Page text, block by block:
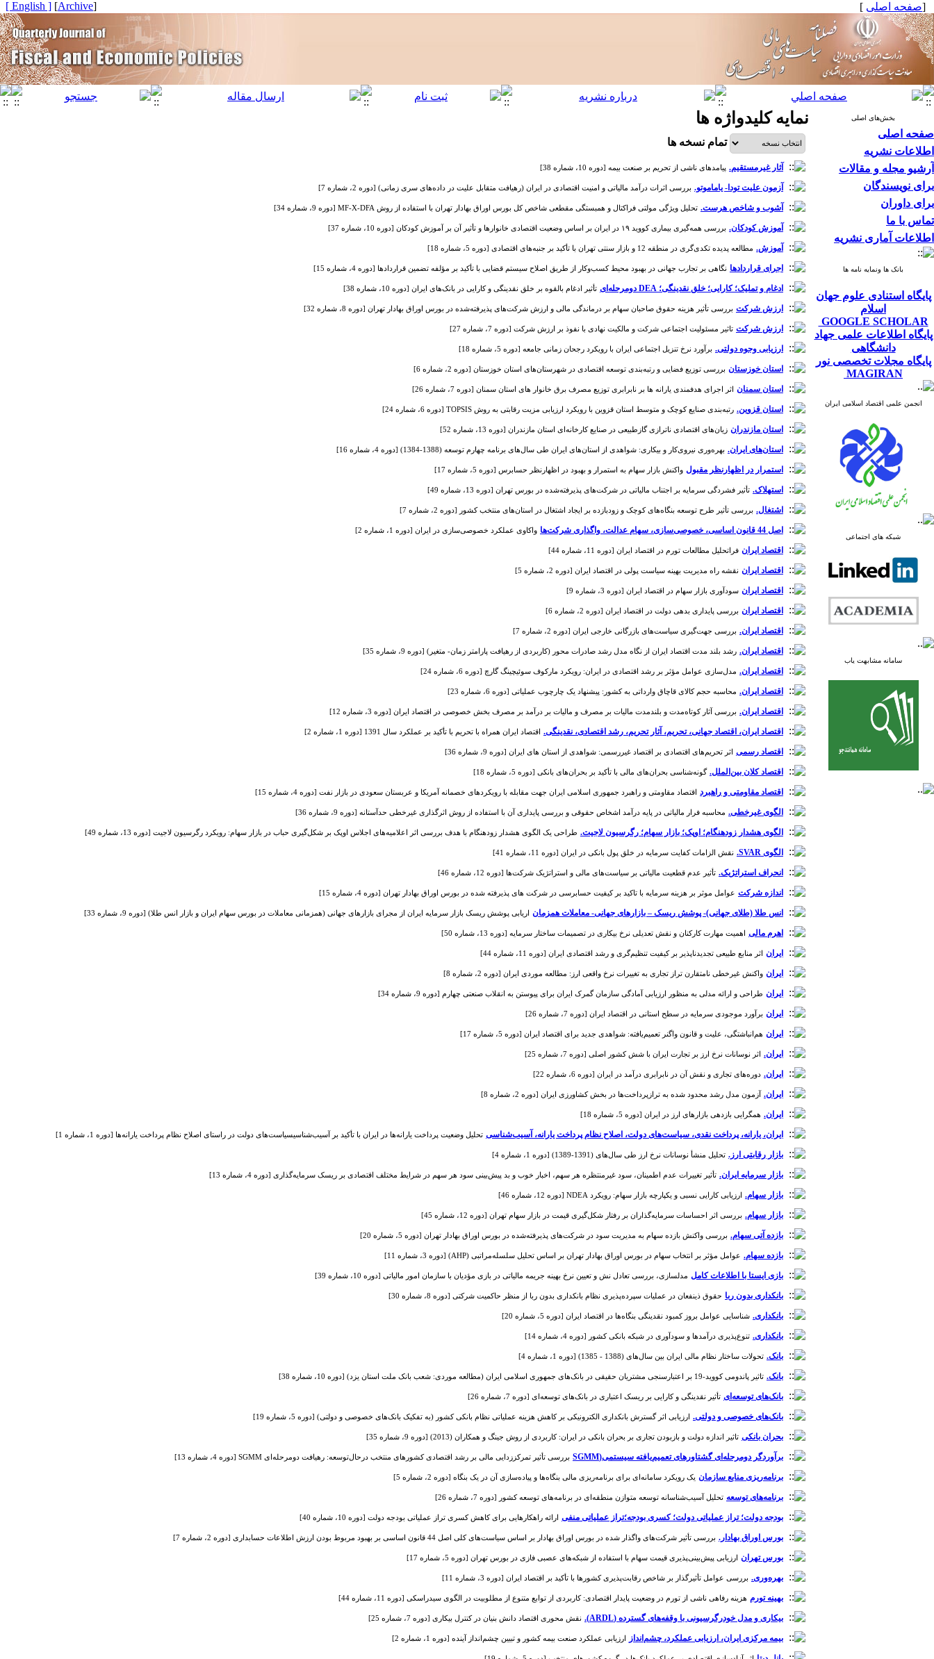
[صفحه اصلی ]
[
Archive
]
[ English ]
بخش‌های اصلی
صفحه اصلی
اطلاعات نشریه
آرشیو مجله و مقالات
برای نویسندگان
برای داوران
تماس با ما
اطلاعات آماری نشریه
بانک ها ونمایه نامه ها
پایگاه استنادی علوم جهان
اسلام
GOOGLE SCHOLAR
پایگاه اطلاعات علمی جهاد
دانشگاهی
پایگاه مجلات تخصصی نور
MAGIRAN
انجمن علمی اقتصاد اسلامی ایران
شبکه های اجتماعی
سامانه مشابهت یاب
نمایه کلیدواژه ها
تمام نسخه ها
آثار غیرمستقیم. پیامدهای ناشی از تحریم بر صنعت بیمه [دوره 10، شماره 38]
آزمون علیت تودا- یاماموتو. بررسی اثرات درآمد مالیاتی و امنیت اقتصادی در ایران (رهیافت متقابل علیت در داده‌های سری زمانی) [دوره 2، شماره 7]
آشوب و شاخص هرست. تحلیل ویژگی مولتی فراکتال و همبستگی مقطعی شاخص کل بورس اوراق بهادار تهران با استفاده از روش MF-X-DFA [دوره 9، شماره 34]
آموزش کودکان. بررسی همه‌گیری بیماری کووید ۱۹ در ایران بر اساس وضعیت اقتصادی خانوارها و تأثیر آن بر آموزش کودکان [دوره 10، شماره 37]
آموزش. مطالعه پدیده تکدی‌گری در منطقه 12 و بازار سنتی تهران با تأکید بر جنبه‌های اقتصادی [دوره 5، شماره 18]
اجرای قراردادها نگاهی بر تجارب جهانی در بهبود محیط کسب‌وکار از طریق اصلاح سیستم قضایی با تأکید بر مؤلفه تضمین قراردادها [دوره 4، شماره 15]
ادغام و تملیک؛ کارایی؛ خلق نقدینگی؛ DEA دومرحله‌ای تأثیر ادغام بالقوه بر خلق نقدینگی و کارایی در بانک‌های ایران [دوره 10، شماره 38]
ارزش شرکت بررسی تأثیر هزینه حقوق صاحبان سهام بر درماندگی مالی و ارزش شرکت‌های پذیرفته‌شده در بورس اوراق بهادار تهران [دوره 8، شماره 32]
ارزش شرکت تاثیر مسئولیت اجتماعی شرکت و مالکیت نهادی با نفوذ بر ارزش شرکت [دوره 7، شماره 27]
ارزیابی وجوه دولتی. برآورد نرخ تنزیل اجتماعی ایران با رویکرد رجحان زمانی جامعه [دوره 5، شماره 18]
استان خوزستان بررسی توزیع فضایی و رتبه‌بندی توسعه اقتصادی در شهرستان‌های استان خوزستان [دوره 2، شماره 6]
استان سمنان اثر اجرای هدفمندی یارانه ها بر نابرابری توزیع مصرف برق خانوار های استان سمنان [دوره 7، شماره 26]
استان قزوین. رتبه‌بندی صنایع کوچک و متوسط استان قزوین با رویکرد ارزیابی مزیت رقابتی به روش TOPSIS [دوره 6، شماره 24]
استان مازندران زیان‌های اقتصادی ناترازی گازطبیعی در صنایع کارخانه‌ای استان مازندران [دوره 13، شماره 52]
استان‌های ایران. بهره‌وری نیروی‌کار و بیکاری: شواهدی از استان‌های ایران طی سال‌های برنامه چهارم توسعه (1388-1384) [دوره 4، شماره 16]
استمرار در اظهارنظر مقبول واکنش بازار سهام به استمرار و بهبود در اظهارنظر حسابرس [دوره 5، شماره 17]
استهلاک. تأثیر فشردگی سرمایه ‌بر اجتناب مالیاتی در شرکت‌های پذیرفته‌شده در بورس تهران [دوره 13، شماره 49]
اشتغال. بررسی تأثیر طرح توسعه بنگاه‌های کوچک و زودبازده بر ایجاد اشتغال در استان‌های منتخب کشور [دوره 2، شماره 7]
اصل 44 قانون اساسی، خصوصی‌سازی، سهام عدالت، واگذاری شرکت‌ها واکاوی عملکرد خصوصی‌سازی در ایران [دوره 1، شماره 2]
اقتصاد ایران فراتحلیل مطالعات تورم در اقتصاد ایران [دوره 11، شماره 44]
اقتصاد ایران نقشه راه مدیریت بهینه سیاست پولی در اقتصاد ایران [دوره 2، شماره 5]
اقتصاد ایران سودآوری بازار سهام در اقتصاد ایران [دوره 3، شماره 9]
اقتصاد ایران بررسی پایداری بدهی دولت در اقتصاد ایران [دوره 2، شماره 6]
اقتصاد ایران. بررسی جهت‌گیری سیاست‌های بازرگانی خارجی ایران [دوره 2، شماره 7]
اقتصاد ایران. رشد بلند مدت اقتصاد ایران از نگاه مدل رشد صادرات محور (کاربردی از رهیافت پارامتر زمان- متغیر) [دوره 9، شماره 35]
اقتصاد ایران. مدل‌سازی عوامل مؤثر بر رشد اقتصادی در ایران: رویکرد مارکوف سوئیچینگ گارچ [دوره 6، شماره 24]
اقتصاد ایران. محاسبه حجم کالای قاچاق وارداتی به کشور: پیشنهاد یک چارچوب عملیاتی [دوره 6، شماره 23]
اقتصاد ایران. بررسی آثار کوتاه‌مدت و بلندمدت مالیات بر مصرف و مالیات بر درآمد بر مصرف بخش خصوصی در اقتصاد ایران [دوره 3، شماره 12]
اقتصاد ایران، اقتصاد جهانی، تحریم، آثار تحریم، رشد اقتصادی، نقدینگی. اقتصاد ایران همراه با تحریم با تأکید بر عملکرد سال 1391 [دوره 1، شماره 2]
اقتصاد رسمی اثر تحریم‌های اقتصادی بر اقتصاد غیررسمی: شواهدی از استان های ایران [دوره 9، شماره 36]
اقتصاد کلان بین‌الملل. گونه‌شناسی بحران‌های مالی با تأکید بر بحران‌های بانکی [دوره 5، شماره 18]
اقتصاد مقاومتی و راهبرد اقتصاد مقاومتی و راهبرد جمهوری اسلامی ایران جهت مقابله با رویکردهای خصمانه آمریکا و عربستان سعودی در بازار نفت [دوره 4، شماره 15]
الگوی غیرخطی. محاسبه فرار مالیاتی در پایه درآمد اشخاص حقوقی و بررسی پایداری آن با استفاده از روش اثرگذاری غیرخطی حدآستانه [دوره 9، شماره 36]
الگوی هشدار زودهنگام؛ اوپک؛ بازار سهام؛ رگرسیون لاجیت. طراحی یک الگوی هشدار زودهنگام با هدف بررسی اثر اعلامیه‌های اجلاس اوپک بر شکل‌گیری حباب در بازار سهام: رویکرد رگرسیون لاجیت [دوره 13، شماره 49]
الگوی SVAR. نقش الزامات کفایت سرمایه در خلق پول بانکی در ایران [دوره 11، شماره 41]
انحراف استراتژیک. تأثیر عدم قطعیت مالیاتی بر سیاست‌های مالی و استراتژیک شرکت‌ها [دوره 12، شماره 46]
اندازه شرکت عوامل موثر بر هزینه سرمایه با تاکید بر کیفیت حسابرسی در شرکت های پذیرفته شده در بورس اوراق بهادار تهران [دوره 4، شماره 15]
انس طلا (طلای جهانی)- پوشش ریسک – بازارهای جهانی- معاملات همزمان اریابی پوشش ریسک بازار سرمایه ایران از مجرای بازارهای جهانی (همزمانی معاملات در بورس سهام ایران و بازار انس طلا) [دوره 9، شماره 33]
اهرم مالی اهمیت مهارت کارکنان و نقش تعدیلی نرخ بیکاری در تصمیمات ساختار سرمایه [دوره 13، شماره 50]
ایران اثر منابع طبیعی تجدیدناپذیر بر کیفیت تنظیم‌گری و رشد اقتصادی ایران [دوره 11، شماره 44]
ایران واکنش غیرخطی نامتقارن تراز تجاری به تغییرات نرخ واقعی ارز: مطالعه موردی ایران [دوره 2، شماره 8]
ایران طراحی و ارائه مدلی به منظور ارزیابی آمادگی سازمان گمرک ایران برای پیوستن به انقلاب صنعتی چهارم [دوره 9، شماره 34]
ایران برآورد موجودی سرمایه در سطح استانی در اقتصاد ایران [دوره 7، شماره 26]
ایران هم‌انباشتگی، علیت و قانون واگنر تعمیم‌یافته: شواهدی جدید برای اقتصاد ایران [دوره 5، شماره 17]
ایران. اثر نوسانات نرخ ارز بر تجارت ایران با شش کشور اصلی [دوره 7، شماره 25]
ایران. دوره‌های تجاری و نقش آن در نابرابری درآمد در ایران [دوره 6، شماره 22]
ایران. آزمون مدل رشد محدود شده به ترازپرداخت‌ها در بخش کشاورزی ایران [دوره 2، شماره 8]
ایران. همگرایی بازدهی بازارهای ارز در ایران [دوره 5، شماره 18]
ایران، یارانه، پرداخت نقدی، سیاست‌های دولت، اصلاح نظام پرداخت یارانه، آسیب‌شناسی تحلیل وضعیت پرداخت یارانه‌ها در ایران با تأکید بر آسیب‌شناسیسیاست‌های دولت در راستای اصلاح نظام پرداخت یارانه‌ها [دوره 1، شماره 1]
بازار رقابتی ارز. تحلیل منشأ نوسانات نرخ ارز طی سال‌های (1391-1389) [دوره 1، شماره 4]
بازار سرمایه ایران. تأثیر تغییرات عدم اطمینان، سود غیرمنتظره هر سهم، اخبار خوب و بد پیش‌بینی سود هر سهم در شرایط مختلف اقتصادی بر ریسک سرمایه‌گذاری [دوره 4، شماره 13]
بازار سهام. ارزیابی کارایی نسبی و یکپارچه بازار سهام: رویکرد NDEA [دوره 12، شماره 46]
بازار سهام. بررسی اثر احساسات سرمایه‌گذاران بر رفتار شکل‌گیری قیمت در بازار سهام تهران [دوره 12، شماره 45]
بازده آتی سهام. بررسی واکنش بازده سهام به مدیریت سود در شرکت‌های پذیرفته‌شده در بورس اوراق بهادار تهران [دوره 5، شماره 20]
بازده سهام. عوامل مؤثر بر انتخاب سهام در بورس اوراق بهادار تهران بر اساس تحلیل سلسله‌مراتبی (AHP) [دوره 3، شماره 11]
بازی ایستا با اطلاعات کامل مدلسازی، بررسی تعادل نش و تعیین نرخ بهینه جریمه مالیاتی در بازی مؤدیان با سازمان امور مالیاتی [دوره 10، شماره 39]
بانکداری بدون ربا حقوق ذینفعان در عملیات سپرده‌پذیری نظام بانکداری بدون ربا از منظر حاکمیت شرکتی [دوره 8، شماره 30]
بانکداری. شناسایی عوامل بروز کمبود نقدینگی بنگاه‌ها در اقتصاد ایران [دوره 5، شماره 20]
بانکداری. تنوع‌پذیری درآمدها و سودآوری در شبکه بانکی کشور [دوره 4، شماره 14]
بانک. تحولات ساختار نظام مالی ایران بین سال‌های (1388 - 1385) [دوره 1، شماره 4]
بانک. تاثیر پاندومی کووید-19 بر اعتبارسنجی مشتریان حقیقی در بانک‌های جمهوری اسلامی ایران (مطالعه موردی: شعب بانک ملت استان یزد) [دوره 10، شماره 38]
بانک‌های توسعه‌ای تأثیر نقدینگی و کارایی بر ریسک اعتباری در بانک‌های توسعه‌ای [دوره 7، شماره 26]
بانک‌های خصوصی و دولتی. ارزیابی اثر گسترش بانکداری الکترونیکی بر کاهش هزینه عملیاتی نظام بانکی کشور (به تفکیک بانک‌های خصوصی و دولتی) [دوره 5، شماره 19]
بحران بانکی تاثیر اندازه دولت و بازبودن تجاری بر بحران بانکی در ایران: کاربردی از روش جینگ و همکاران (2013) [دوره 9، شماره 35]
برآوردگر دومرحله‌ای گشتاورهای تعمیم‌یافته سیستمی(SGMM بررسی تأثیر تمرکززدایی مالی بر رشد اقتصادی کشورهای منتخب درحال‌توسعه: رهیافت دومرحله‌ای SGMM [دوره 4، شماره 13]
برنامه‌ریزی منابع سازمان یک رویکرد سامانه‌ای برای برنامه‌ریزی مالی بنگاه‌ها و پیاده‌سازی آن در یک بنگاه [دوره 2، شماره 5]
برنامه‌های توسعه تحلیل آسیب‌شناسانه توسعه متوازن منطقه‌ای در برنامه‌های توسعه کشور [دوره 7، شماره 26]
بودجه دولت؛ تراز عملیاتی دولت؛ کسری بودجه؛تراز عملیاتی منفی ارائه راهکارهایی برای کاهش کسری تراز عملیاتی بودجه دولت [دوره 10، شماره 40]
بورس اوراق بهادار. بررسی تأثیر شرکت‌های واگذار شده در بورس اوراق بهادار بر اساس سیاست‌های کلی اصل 44 قانون اساسی بر بهبود مربوط بودن ارزش اطلاعات حسابداری [دوره 2، شماره 7]
بورس تهران ارزیابی پیش‌بینی‌پذیری قیمت سهام با استفاده از شبکه‌های عصبی فازی در بورس تهران [دوره 5، شماره 17]
بهره‌وری. بررسی عوامل تأثیرگذار بر شاخص رقابت‌پذیری کشورها با تأکید بر اقتصاد ایران [دوره 3، شماره 11]
بهینه تورم هزینه رفاهی ناشی از تورم در وضعیت پایدار اقتصادی: کاربردی از توابع متنوع از مطلوبیت در الگوی سیدراسکی [دوره 11، شماره 44]
بیکاری و مدل خودرگرسیونی با وقفه‌های گسترده (ARDL). نقش محوری اقتصاد دانش بنیان در کنترل بیکاری [دوره 7، شماره 25]
بیمه مرکزی ایران، ارزیابی عملکرد، چشم‌انداز ارزیابی عملکرد صنعت بیمه کشور و تبیین چشم‌انداز آینده [دوره 1، شماره 2]